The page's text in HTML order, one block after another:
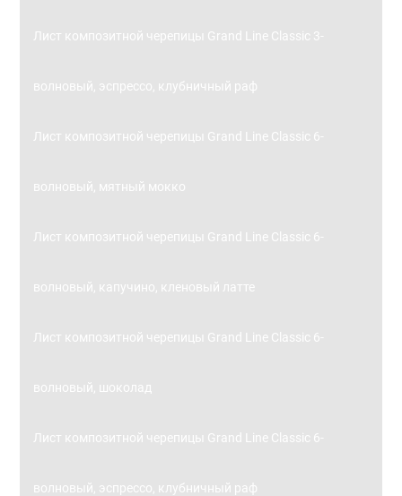
Лист композитной черепицы Grand Line Classic 3-
волновый, эспрессо, клубничный раф
Лист композитной черепицы Grand Line Classic 6-
волновый, мятный мокко
Лист композитной черепицы Grand Line Classic 6-
волновый, капучино, кленовый латте
Лист композитной черепицы Grand Line Classic 6-
волновый, шоколад
Лист композитной черепицы Grand Line Classic 6-
волновый, эспрессо, клубничный раф